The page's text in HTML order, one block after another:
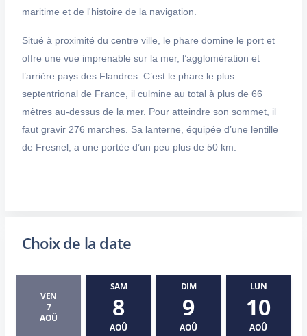
maritime et de l'histoire de la navigation.
Situé à proximité du centre ville, le phare domine le port et
offre une vue imprenable sur la mer, l’agglomération et
l’arrière pays des Flandres. C’est le phare le plus
septentrional de France, il culmine au total à plus de 66
mètres au-dessus de la mer. Pour atteindre son sommet, il
faut gravir 276 marches. Sa lanterne, équipée d’une lentille
de Fresnel, a une portée d’un peu plus de 50 km.
Choix de la date
VEN
7
AOÛ
SAM
8
AOÛ
DIM
9
AOÛ
LUN
10
AOÛ